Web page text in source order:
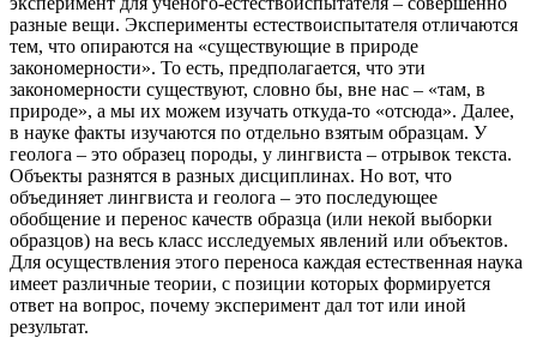
разные вещи. Эксперименты естествоиспытателя отличаются
тем, что опираются на «существующие в природе
закономерности». То есть, предполагается, что эти
закономерности существуют, словно бы, вне нас – «там, в
природе», а мы их можем изучать откуда-то «отсюда». Далее,
в науке факты изучаются по отдельно взятым образцам. У
геолога – это образец породы, у лингвиста – отрывок текста.
Объекты разнятся в разных дисциплинах. Но вот, что
объединяет лингвиста и геолога – это последующее
обобщение и перенос качеств образца (или некой выборки
образцов) на весь класс исследуемых явлений или объектов.
Для осуществления этого переноса каждая естественная наука
имеет различные теории, с позиции которых формируется
ответ на вопрос, почему эксперимент дал тот или иной
результат.